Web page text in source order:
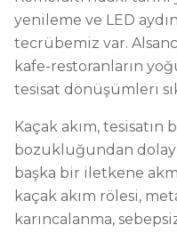
yenileme ve LED
tecrübemiz var.
kafe-restoranların
tesisat dönüşümleri
Kaçak akım, tesisatın
bozukluğundan
başka bir iletkene
kaçak akım rölesi,
karıncalanma,